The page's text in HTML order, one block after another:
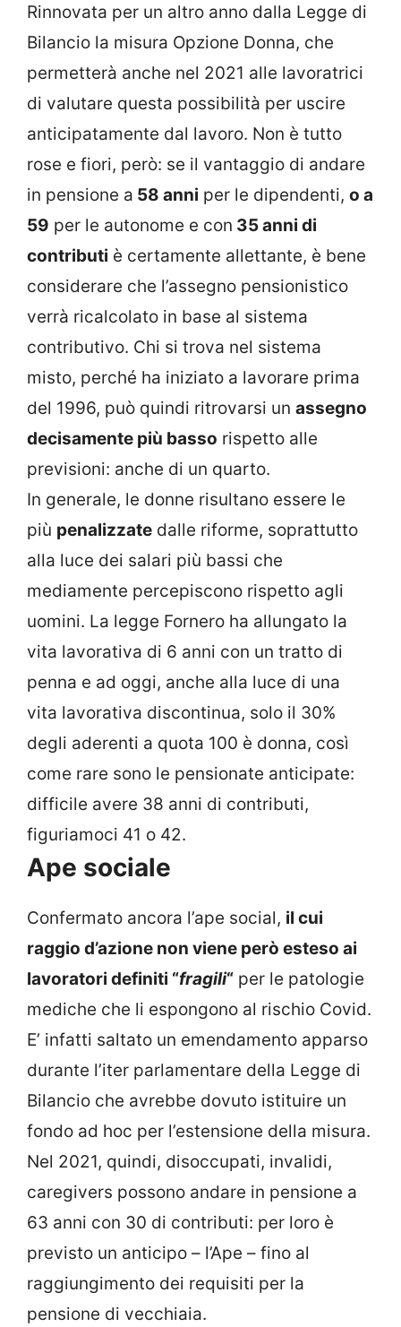
Rinnovata per un altro anno dalla Legge di
Bilancio la misura Opzione Donna, che
permetterà anche nel 2021 alle lavoratrici
di valutare questa possibilità per uscire
anticipatamente dal lavoro. Non è tutto
rose e fiori, però: se il vantaggio di andare
in pensione a 58 anni per le dipendenti, o a
59 per le autonome e con 35 anni di
contributi è certamente allettante, è bene
considerare che l’assegno pensionistico
verrà ricalcolato in base al sistema
contributivo. Chi si trova nel sistema
misto, perché ha iniziato a lavorare prima
del 1996, può quindi ritrovarsi un assegno
decisamente più basso rispetto alle
previsioni: anche di un quarto.
In generale, le donne risultano essere le
più penalizzate dalle riforme, soprattutto
alla luce dei salari più bassi che
mediamente percepiscono rispetto agli
uomini. La legge Fornero ha allungato la
vita lavorativa di 6 anni con un tratto di
penna e ad oggi, anche alla luce di una
vita lavorativa discontinua, solo il 30%
degli aderenti a quota 100 è donna, così
come rare sono le pensionate anticipate:
difficile avere 38 anni di contributi,
figuriamoci 41 o 42.
Ape sociale
Confermato ancora l’ape social, il cui
raggio d’azione non viene però esteso ai
lavoratori definiti “fragili“ per le patologie
mediche che li espongono al rischio Covid.
E’ infatti saltato un emendamento apparso
durante l’iter parlamentare della Legge di
Bilancio che avrebbe dovuto istituire un
fondo ad hoc per l’estensione della misura.
Nel 2021, quindi, disoccupati, invalidi,
caregivers possono andare in pensione a
63 anni con 30 di contributi: per loro è
previsto un anticipo – l’Ape – fino al
raggiungimento dei requisiti per la
pensione di vecchiaia.